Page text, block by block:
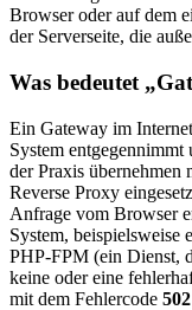
Browser oder auf dem
der Serverseite, die
Was bedeutet
Ein Gateway im
System entgegennimmt
der Praxis übernehmen
Reverse Proxy
Anfrage vom Browser
System, beispielsweise
PHP-FPM (ein Dienst,
keine oder eine
mit dem Fehlercode